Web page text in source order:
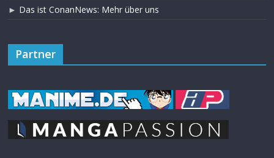
► Das ist ConanNews: Mehr über uns
Partner